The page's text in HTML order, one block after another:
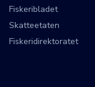
Fiskeribladet
Skatteetaten
Fiskeridirektoratet